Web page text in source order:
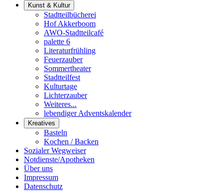
Kunst & Kultur
Stadtteilbücherei
Hof Akkerboom
AWO-Stadtteilcafé
palette 6
Literaturfrühling
Feuerzauber
Sommertheater
Stadtteilfest
Kulturtage
Lichterzauber
Weiteres...
lebendiger Adventskalender
Kreatives
Basteln
Kochen / Backen
Sozialer Wegweiser
Notdienste/Apotheken
Über uns
Impressum
Datenschutz